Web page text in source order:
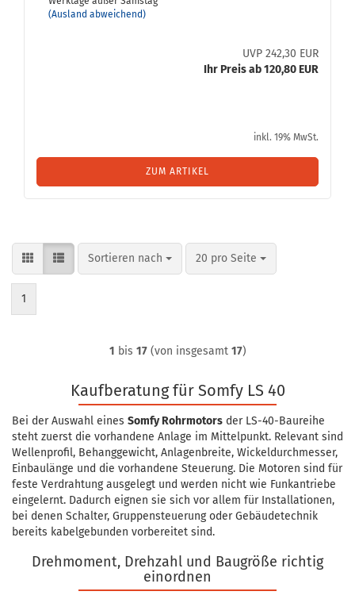
(Ausland abweichend)
UVP 242,30 EUR
Ihr Preis ab 120,80 EUR
inkl. 19% MwSt.
ZUM ARTIKEL
Sortieren nach
Sortieren nach 20 pro Seite
pro Seite
1
1 bis 17(von insgesamt 17)
Kaufberatung für Somfy LS 40
Bei der Auswahl eines Somfy Rohrmotors der LS-40-Baureihe
steht zuerst die vorhandene Anlage im Mittelpunkt. Relevant sind
Wellenprofil, Behanggewicht, Anlagenbreite, Wickeldurchmesser,
Einbaulänge und die vorhandene Steuerung. Die Motoren sind für
feste Verdrahtung ausgelegt und werden nicht wie Funkantriebe
eingelernt. Dadurch eignen sie sich vor allem für Installationen,
bei denen Schalter, Gruppensteuerung oder Gebäudetechnik
bereits kabelgebunden vorbereitet sind.
Drehmoment, Drehzahl und Baugröße richtig
einordnen